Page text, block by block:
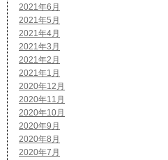
2021年6月
2021年5月
2021年4月
2021年3月
2021年2月
2021年1月
2020年12月
2020年11月
2020年10月
2020年9月
2020年8月
2020年7月